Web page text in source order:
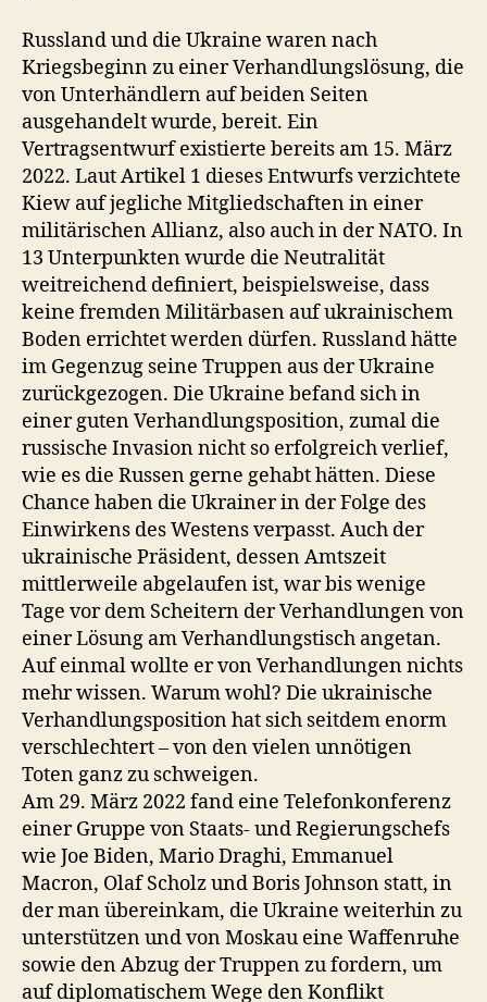
Russland und die Ukraine waren nach
Kriegsbeginn zu einer Verhandlungslösung, die
von Unterhändlern auf beiden Seiten
ausgehandelt wurde, bereit. Ein
Vertragsentwurf existierte bereits am 15. März
2022. Laut Artikel 1 dieses Entwurfs verzichtete
Kiew auf jegliche Mitgliedschaften in einer
militärischen Allianz, also auch in der NATO. In
13 Unterpunkten wurde die Neutralität
weitreichend definiert, beispielsweise, dass
keine fremden Militärbasen auf ukrainischem
Boden errichtet werden dürfen. Russland hätte
im Gegenzug seine Truppen aus der Ukraine
zurückgezogen. Die Ukraine befand sich in
einer guten Verhandlungsposition, zumal die
russische Invasion nicht so erfolgreich verlief,
wie es die Russen gerne gehabt hätten. Diese
Chance haben die Ukrainer in der Folge des
Einwirkens des Westens verpasst. Auch der
ukrainische Präsident, dessen Amtszeit
mittlerweile abgelaufen ist, war bis wenige
Tage vor dem Scheitern der Verhandlungen von
einer Lösung am Verhandlungstisch angetan.
Auf einmal wollte er von Verhandlungen nichts
mehr wissen. Warum wohl? Die ukrainische
Verhandlungsposition hat sich seitdem enorm
verschlechtert – von den vielen unnötigen
Toten ganz zu schweigen.
Am 29. März 2022 fand eine Telefonkonferenz
einer Gruppe von Staats- und Regierungschefs
wie Joe Biden, Mario Draghi, Emmanuel
Macron, Olaf Scholz und Boris Johnson statt, in
der man übereinkam, die Ukraine weiterhin zu
unterstützen und von Moskau eine Waffenruhe
sowie den Abzug der Truppen zu fordern, um
auf diplomatischem Wege den Konflikt